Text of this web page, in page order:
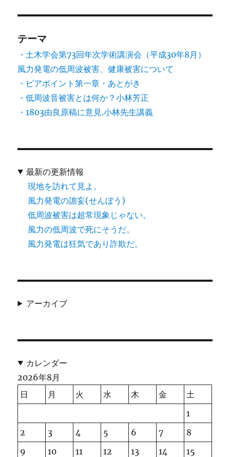
テーマ
・土木学会第73回年次学術講演会（平成30年8月）
風力発電の低周波被害、健康被害について
・ピアポイント第一章・あとがき
・低周波音被害とは何か？小林芳正
・1803由良原稿に意見.小林先生講義
最新の更新情報
現地を訪れて見よ。
風力発電の譫妄(せんぼう)
低周波被害は超常現象じゃない。
風力の低周波で死にそうだ。
風力発電は狂気であり詐欺だ。
アーカイブ
カレンダー
2026年8月
日
月 火 水 木 金
土
1
2
3 4 5 6 7
8
9
10 11 12 13 14
15